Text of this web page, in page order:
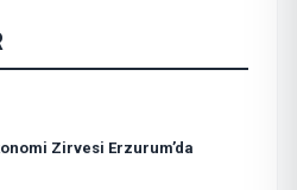
Zirvesi Erzurum’da